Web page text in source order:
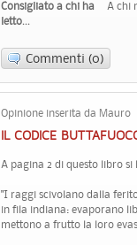
Consigliato a chi ha
letto...
A chi
Commenti (0)
Opinione inserita da Mauro
IL CODICE
A pagina 2 di questo libro si
"I raggi scivolano dalla
in fila indiana: evaporano
mettono a frutto la loro